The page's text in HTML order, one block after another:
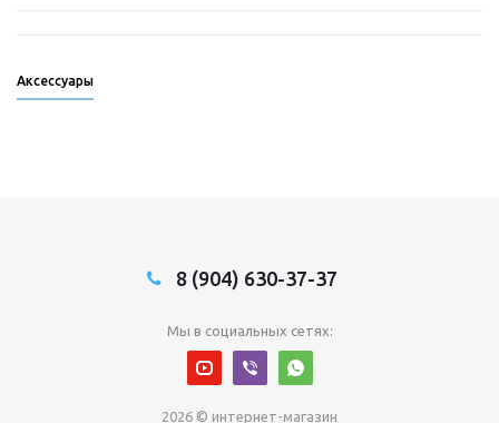
Аксессуары
8 (904) 630-37-37
Мы в социальных сетях:
2026 © интернет-магазин